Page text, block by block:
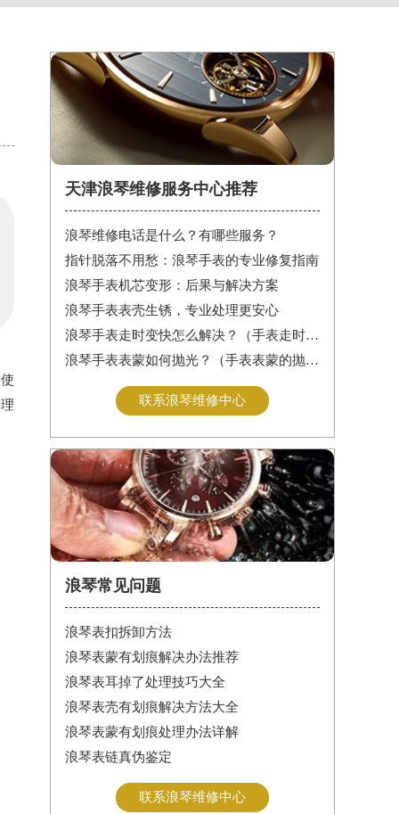
天津浪琴维修服务中心推荐
浪琴维修电话是什么？有哪些服务？
指针脱落不用愁：浪琴手表的专业修复指南
浪琴手表机芯变形：后果与解决方案
浪琴手表表壳生锈，专业处理更安心
浪琴手表走时变快怎么解决？（手表走时变快的解决方法）
浪琴手表表蒙如何抛光？（手表表蒙的抛光方法）
联系浪琴维修中心
浪琴常见问题
浪琴表扣拆卸方法
浪琴表蒙有划痕解决办法推荐
浪琴表耳掉了处理技巧大全
浪琴表壳有划痕解决方法大全
浪琴表蒙有划痕处理办法详解
浪琴表链真伪鉴定
联系浪琴维修中心